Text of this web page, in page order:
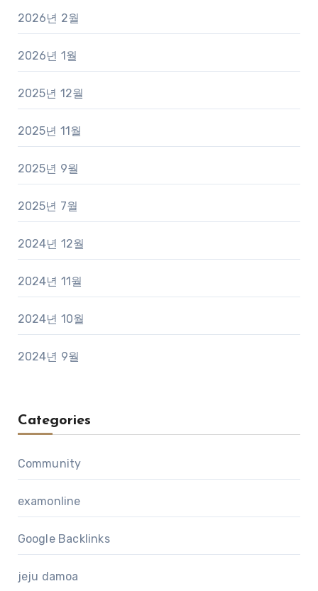
2026년 2월
2026년 1월
2025년 12월
2025년 11월
2025년 9월
2025년 7월
2024년 12월
2024년 11월
2024년 10월
2024년 9월
Categories
Community
examonline
Google Backlinks
jeju damoa